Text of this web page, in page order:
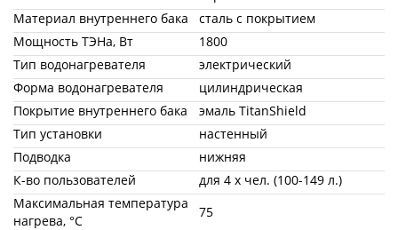
Материал внутреннего бака
сталь с покрытием
Мощность ТЭНа, Вт
1800
Тип водонагревателя
электрический
Форма водонагревателя
цилиндрическая
Покрытие внутреннего бака
эмаль TitanShield
Тип установки
настенный
Подводка
нижняя
К-во пользователей
для 4 х чел. (100-149 л.)
Максимальная температура
нагрева, °С
75